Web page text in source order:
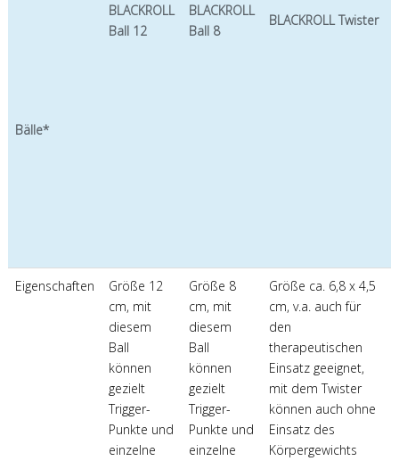
Bälle*
BLACKROLL
Ball 12
BLACKROLL
Ball 8
BLACKROLL Twister
Eigenschaften
Größe 12
cm, mit
diesem
Ball
können
gezielt
Trigger-
Punkte und
einzelne
Größe 8
cm, mit
diesem
Ball
können
gezielt
Trigger-
Punkte und
einzelne
Größe ca. 6,8 x 4,5
cm, v.a. auch für
den
therapeutischen
Einsatz geeignet,
mit dem Twister
können auch ohne
Einsatz des
Körpergewichts